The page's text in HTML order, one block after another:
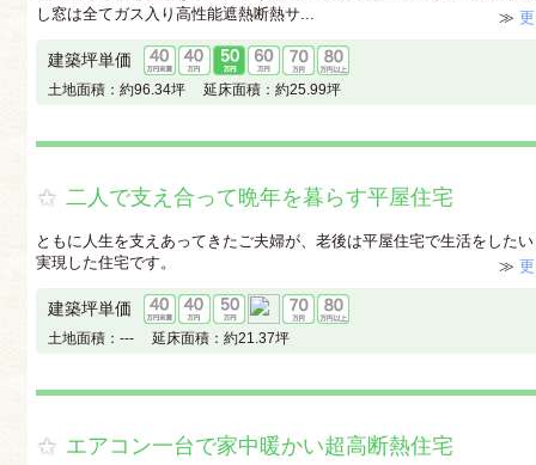
し窓は全てガス入り高性能遮熱断熱サ...
≫
建築坪単価
土地面積： 約96.34坪 延床面積： 約25.99坪
二人で支え合って晩年を暮らす平屋住宅
ともに人生を支えあってきたご夫婦が、老後は平屋住宅で生活をした
実現した住宅です。
≫
建築坪単価
土地面積： --- 延床面積： 約21.37坪
エアコン一台で家中暖かい超高断熱住宅